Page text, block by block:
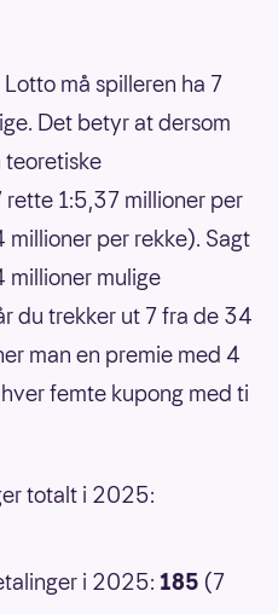
må spilleren ha 7
Det betyr at dersom
teoretiske
1:5,37 millioner per
per rekke). Sagt
millioner mulige
du trekker ut 7 fra de 34
man en premie med 4
femte kupong med ti
totalt i 2025:
i 2025: 185 (7